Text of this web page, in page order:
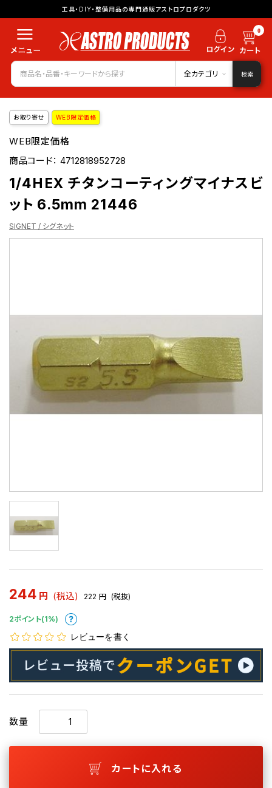
工具・DIY・整備用品の専門通販アストロプロダクツ
0
全カテゴリ 検索
お取り寄せ WEB限定価格
WEB限定価格
商品コード：4712818952728
1/4HEX チタンコーティングマイナスビ
ット 6.5mm 21446
SIGNET / シグネット
244 円 (税込) 222 円 (税抜)
2ポイント(1%)
レビューを書く
数量
カートに入れる